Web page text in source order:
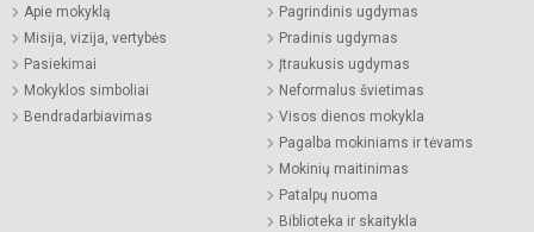
Apie mokyklą
Misija, vizija, vertybės
Pasiekimai
Mokyklos simboliai
Bendradarbiavimas
Pagrindinis ugdymas
Pradinis ugdymas
Įtraukusis ugdymas
Neformalus švietimas
Visos dienos mokykla
Pagalba mokiniams ir tėvams
Mokinių maitinimas
Patalpų nuoma
Biblioteka ir skaitykla